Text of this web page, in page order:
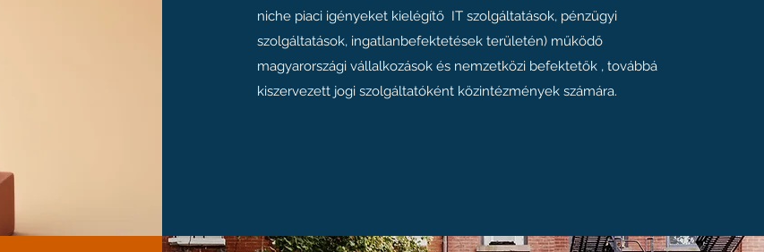
niche piaci igényeket kielégítő IT szolgáltatások, pénzügyi
szolgáltatások, ingatlanbefektetések területén) működő
magyarországi vállalkozások és nemzetközi befektetők , továbbá
kiszervezett jogi szolgáltatóként közintézmények számára.